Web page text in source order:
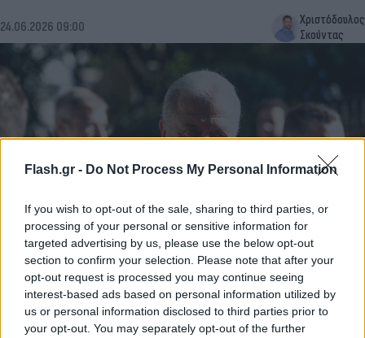
Flash.gr - Do Not Process My Personal Information
If you wish to opt-out of the sale, sharing to third parties, or
processing of your personal or sensitive information for
targeted advertising by us, please use the below opt-out
section to confirm your selection. Please note that after your
opt-out request is processed you may continue seeing
interest-based ads based on personal information utilized by
us or personal information disclosed to third parties prior to
your opt-out. You may separately opt-out of the further
24.06.2026 09:00
Χριστόδουλος
Σκούντας
Ο Αβραμόπουλος πήρε τη δικογραφία - Τι λέει για
το περιεχόμενο της και τις βελγικές αρχές
24.06.2026 07:00 ΑΝΙΧΝΕΥΤΗΣ